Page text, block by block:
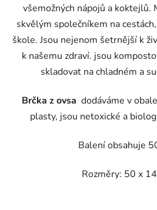
všemožných nápojů a koktejlů.
skvělým společníkem na
škole. Jsou nejenom šetrnější k
k našemu zdraví. jsou
skladovat na chladném a
Brčka z ovsa dodáváme v
plasty, jsou netoxické a
Balení obsahuje
Rozměry: 50 x